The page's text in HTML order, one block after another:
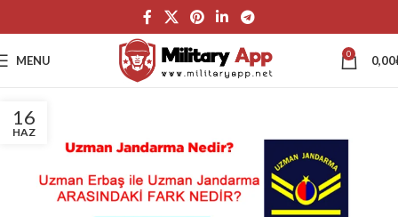
MENU 0 0,00
16
HAZ